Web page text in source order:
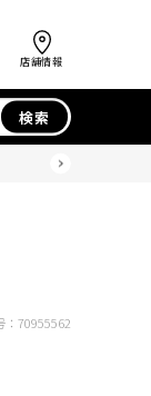
店舗情報
検索
70955562